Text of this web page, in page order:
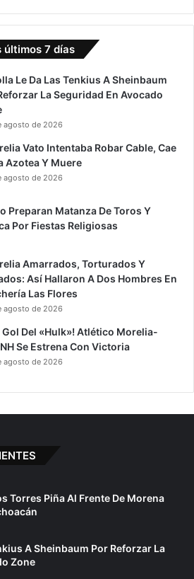
últimos 7 días
Le Da Las Tenkius A Sheinbaum
La Seguridad En Avocado
agosto de 2026
Vato Intentaba Robar Cable, Cae
Azotea Y Muere
agosto de 2026
Preparan Matanza De Toros Y
Por Fiestas Religiosas
Amarrados, Torturados Y
Así Hallaron A Dos Hombres En
Las Flores
agosto de 2026
Gol Del «Hulk»! Atlético Morelia-
Se Estrena Con Victoria
agosto de 2026
Torres Piña Al Frente De Morena
A Sheinbaum Por Reforzar La
Zone